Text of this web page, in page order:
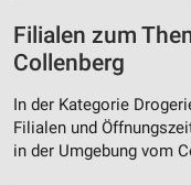
Filialen zum
Collenberg
In der Kategorie
Filialen und
in der Umgebung vom